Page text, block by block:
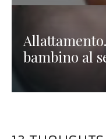
bambino al